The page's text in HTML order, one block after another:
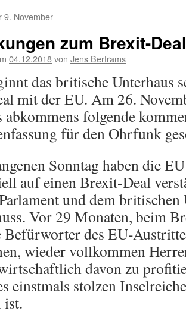
9. November
zum Brexit-Deal
04.12.2018von Jens Bertrams
das britische Unterhaus
mit der EU. Am 26.
abkommens folgende
für den Ohrfunk
Sonntag haben die
auf einen Brexit-Deal
und dem
Vor 29 Monaten, beim
Befürworter des EU-
wieder vollkommen
davon zu
einstmals stolzen
ist.